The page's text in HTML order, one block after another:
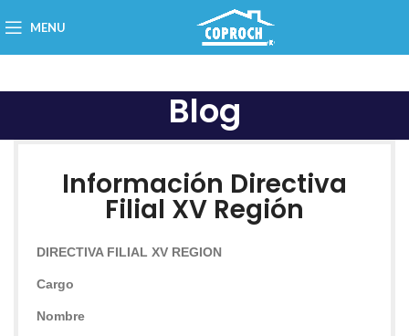
MENU
Blog
Información Directiva
Filial XV Región
DIRECTIVA FILIAL XV REGION
Cargo
Nombre